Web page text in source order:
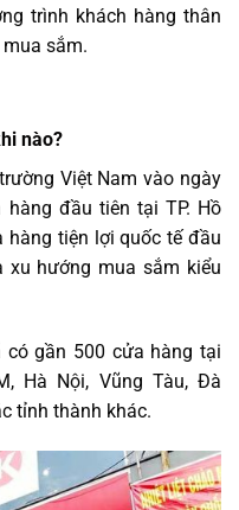
trình khách hàng thân
sắm.
nào?
Việt Nam vào ngày
đầu tiên tại TP. Hồ
tiện lợi quốc tế đầu
hướng mua sắm kiểu
có gần 500 cửa hàng tại
Hà Nội, Vũng Tàu, Đà
tỉnh thành khác.